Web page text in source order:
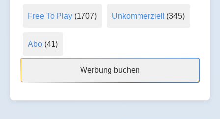
Free To Play(1707) Unkommerziell (345)
Abo(41)
Werbung buchen